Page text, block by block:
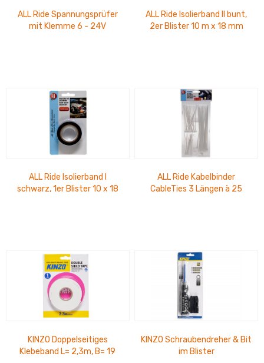
ALL Ride Spannungsprüfer
mit Klemme 6 - 24V
ALL Ride Isolierband II bunt,
2er Blister 10 m x 18 mm
ALL Ride Isolierband I
schwarz, 1er Blister 10 x 18
ALL Ride Kabelbinder
CableTies 3 Längen à 25
KINZO Doppelseitiges
Klebeband L= 2,3m, B= 19
KINZO Schraubendreher & Bit
im Blister